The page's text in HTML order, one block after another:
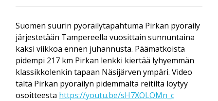
Suomen suurin pyöräilytapahtuma Pirkan pyöräily
järjestetään Tampereella vuosittain sunnuntaina
kaksi viikkoa ennen juhannusta. Päämatkoista
pidempi 217 km Pirkan lenkki kiertää lyhyemmän
klassikkolenkin tapaan Näsijärven ympäri. Video
tältä Pirkan pyöräilyn pidemmältä reitiltä löytyy
osoitteesta https://youtu.be/sH7XOLOMn_c